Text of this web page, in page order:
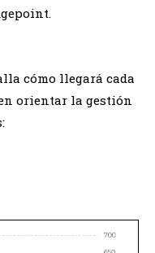
cómo llegará cada
orientar la gestión